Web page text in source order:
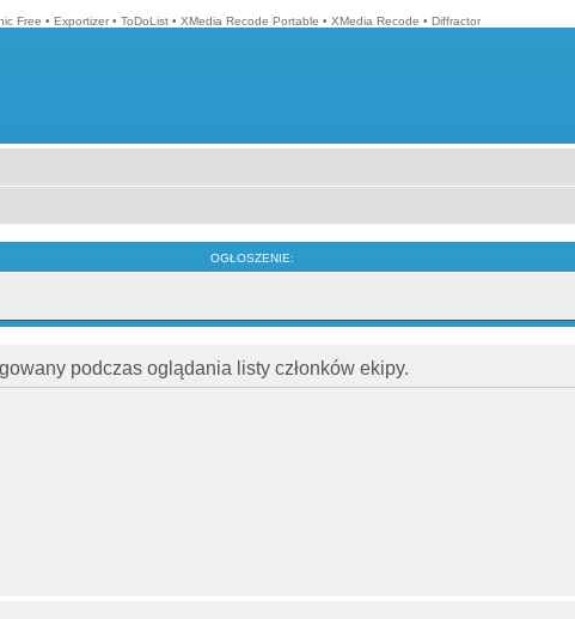
Free • Exportizer • ToDoList • XMedia Recode Portable • XMedia Recode • Diffractor
OGŁOSZENIE:
podczas oglądania listy członków ekipy.